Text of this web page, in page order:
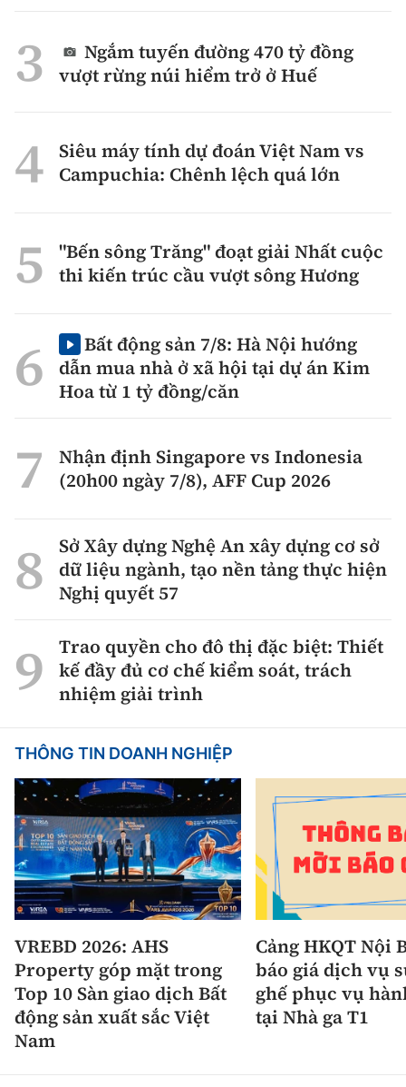
Ngắm tuyến đường 470 tỷ đồng
vượt rừng núi hiểm trở ở Huế
Siêu máy tính dự đoán Việt Nam vs
Campuchia: Chênh lệch quá lớn
"Bến sông Trăng" đoạt giải Nhất cuộc
thi kiến trúc cầu vượt sông Hương
Bất động sản 7/8: Hà Nội hướng
dẫn mua nhà ở xã hội tại dự án Kim
Hoa từ 1 tỷ đồng/căn
Nhận định Singapore vs Indonesia
(20h00 ngày 7/8), AFF Cup 2026
Sở Xây dựng Nghệ An xây dựng cơ sở
dữ liệu ngành, tạo nền tảng thực hiện
Nghị quyết 57
Trao quyền cho đô thị đặc biệt: Thiết
kế đầy đủ cơ chế kiểm soát, trách
nhiệm giải trình
THÔNG TIN DOANH NGHIỆP
VREBD 2026: AHS
Property góp mặt trong
Top 10 Sàn giao dịch Bất
động sản xuất sắc Việt
Nam
Cảng HKQT Nội
báo giá dịch vụ
ghế phục vụ
tại Nhà ga T1